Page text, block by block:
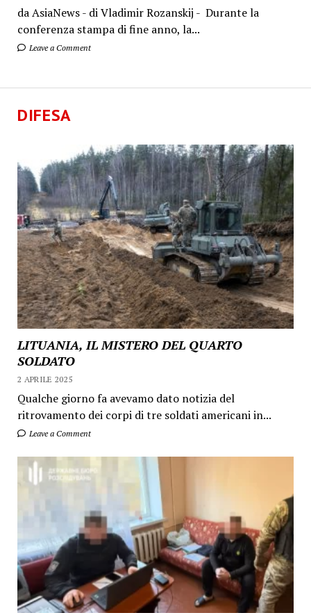
da AsiaNews - di Vladimir Rozanskij - Durante la
conferenza stampa di fine anno, la...
Leave a Comment
DIFESA
LITUANIA, IL MISTERO DEL QUARTO
SOLDATO
2 APRILE 2025
Qualche giorno fa avevamo dato notizia del
ritrovamento dei corpi di tre soldati americani in...
Leave a Comment